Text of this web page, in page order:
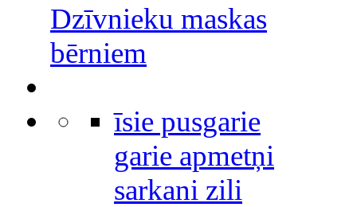
Dzīvnieku maskas
bērniem
īsie pusgarie
garie apmetņi
sarkani zili